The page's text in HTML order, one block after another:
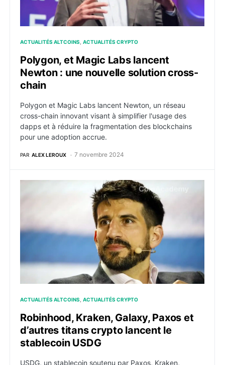
ACTUALITÉS ALTCOINS ACTUALITÉS CRYPTO
Polygon, et Magic Labs lancent
Newton : une nouvelle solution cross-
chain
Polygon et Magic Labs lancent Newton, un réseau
cross-chain innovant visant à simplifier l'usage des
dapps et à réduire la fragmentation des blockchains
pour une adoption accrue.
PAR ALEX LEROUX 7 novembre 2024
Robinhood, Kraken, Galaxy, Paxos et d’autres titans
ACTUALITÉS ALTCOINS ACTUALITÉS CRYPTO
Robinhood, Kraken, Galaxy, Paxos et
d’autres titans crypto lancent le
stablecoin USDG
USDG, un stablecoin soutenu par Paxos, Kraken,